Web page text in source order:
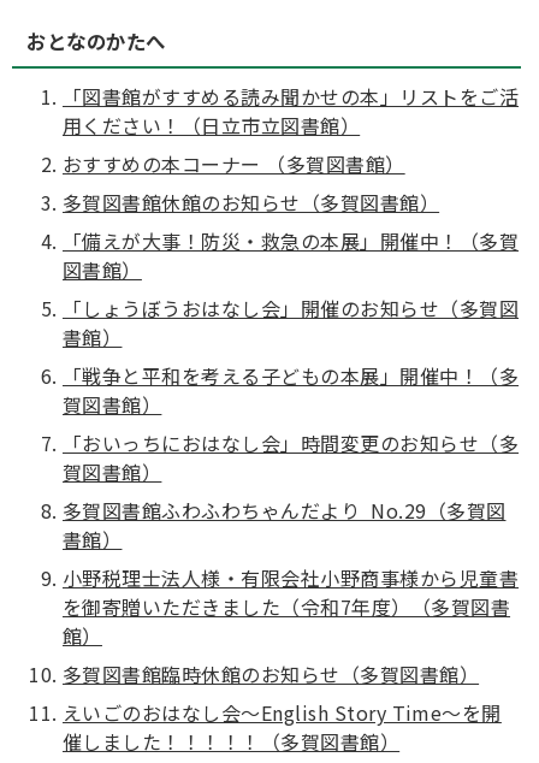
おとなのかたへ
「図書館がすすめる読み聞かせの本」リストをご活
用ください！（日立市立図書館）
おすすめの本コーナー （多賀図書館）
多賀図書館休館のお知らせ（多賀図書館）
「備えが大事！防災・救急の本展」開催中！（多賀
図書館）
「しょうぼうおはなし会」開催のお知らせ（多賀図
書館）
「戦争と平和を考える子どもの本展」開催中！（多
賀図書館）
「おいっちにおはなし会」時間変更のお知らせ（多
賀図書館）
多賀図書館ふわふわちゃんだより No.29（多賀図
書館）
小野税理士法人様・有限会社小野商事様から児童書
を御寄贈いただきました（令和7年度）（多賀図書
館）
多賀図書館臨時休館のお知らせ（多賀図書館）
えいごのおはなし会～English Story Time～を開
催しました！！！！！（多賀図書館）